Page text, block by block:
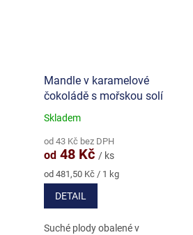
Mandle v karamelové
čokoládě s mořskou solí
Průměrné
produktu
je
5,0
z
Skladem
od 43 Kč bez DPH
od 48 Kč / ks
Měrná
cena:
od 481,50 Kč / 1 kg
DETAIL
Suché plody obalené v